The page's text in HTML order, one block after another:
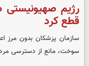
رژیم
قطع کرد
سازمان پزشکان بدون مرز
سوخت، مانع از دسترسی